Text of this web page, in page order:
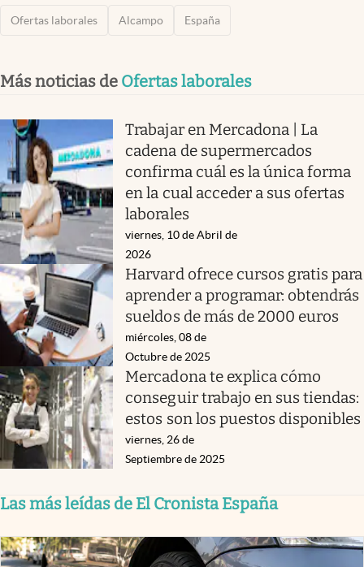
Ofertas laborales Alcampo España
Más noticias de Ofertas laborales
Trabajar en Mercadona | La
cadena de supermercados
confirma cuál es la única forma
en la cual acceder a sus ofertas
laborales
viernes, 10 de Abril de
2026
Harvard ofrece cursos gratis para
aprender a programar: obtendrás
sueldos de más de 2000 euros
miércoles, 08 de
Octubre de 2025
Mercadona te explica cómo
conseguir trabajo en sus tiendas:
estos son los puestos disponibles
viernes, 26 de
Septiembre de 2025
Las más leídas de El Cronista España